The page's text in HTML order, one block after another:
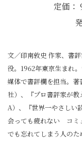
定価：
文／印南敦史 作家、書
役。1962年東京生まれ
媒体で書評欄を担当。
社）、『プロ書評家が
A）、『世界一やさしい
会っても疲れない コミ
でも忘れてしまう人のた